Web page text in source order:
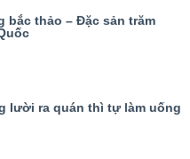
bắc thảo – Đặc sản trăm
lười ra quán thì tự làm uống